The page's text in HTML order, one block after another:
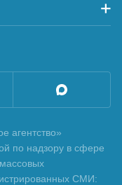
агентство»
по надзору в сфере
СМИ: